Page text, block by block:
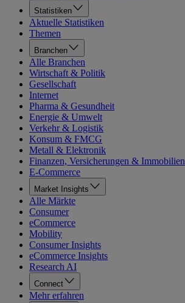
Statistiken
Aktuelle Statistiken
Themen
Branchen
Alle Branchen
Wirtschaft & Politik
Gesellschaft
Internet
Pharma & Gesundheit
Energie & Umwelt
Verkehr & Logistik
Konsum & FMCG
Metall & Elektronik
Finanzen, Versicherungen & Immobilien
E-Commerce
Market Insights
Alle Märkte
Consumer
eCommerce
Mobility
Consumer Insights
eCommerce Insights
Research AI
Connect
Mehr erfahren